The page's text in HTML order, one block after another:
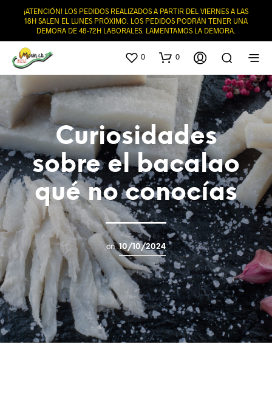
¡ATENCIÓN! LOS PEDIDOS REALIZADOS A PARTIR DEL VIERNES A LAS
18H SALEN EL LUNES PRÓXIMO. LOS PEDIDOS PODRÁN TENER UNA
DEMORA DE 48-72H LABORALES. LAMENTAMOS LA DEMORA.
0 0
Curiosidades
sobre el bacalao
qué no conocías
on 10/10/2024